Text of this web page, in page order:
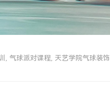
, 气球派对课程, 天艺学院气球装饰